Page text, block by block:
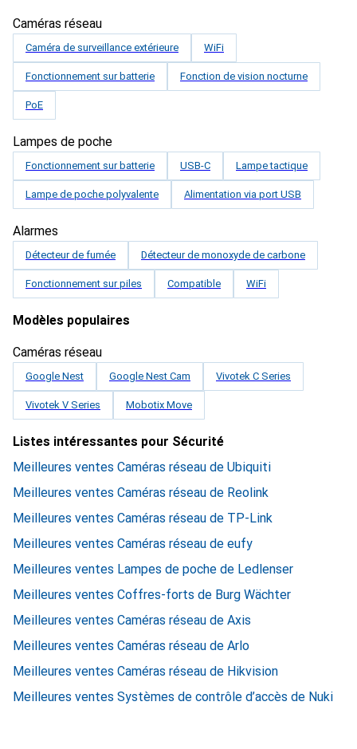
Caméras réseau
Caméra de surveillance extérieure WiFi
Fonctionnement sur batterie Fonction de vision nocturne
PoE
Lampes de poche
Fonctionnement sur batterie USB-C Lampe tactique
Lampe de poche polyvalente Alimentation via port USB
Alarmes
Détecteur de fumée Détecteur de monoxyde de carbone
Fonctionnement sur piles Compatible WiFi
Modèles populaires
Caméras réseau
Google Nest Google Nest Cam Vivotek C Series
Vivotek V Series Mobotix Move
Listes intéressantes pour Sécurité
Meilleures ventes Caméras réseau de Ubiquiti
Meilleures ventes Caméras réseau de Reolink
Meilleures ventes Caméras réseau de TP-Link
Meilleures ventes Caméras réseau de eufy
Meilleures ventes Lampes de poche de Ledlenser
Meilleures ventes Coffres-forts de Burg Wächter
Meilleures ventes Caméras réseau de Axis
Meilleures ventes Caméras réseau de Arlo
Meilleures ventes Caméras réseau de Hikvision
Meilleures ventes Systèmes de contrôle d’accès de Nuki